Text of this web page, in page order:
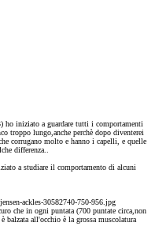
ho iniziato a guardare tutti i comportamenti
troppo lungo,anche perchè dopo diventerei
corrugano molto e hanno i capelli, e quelle
differenza..
a studiare il comportamento di alcuni
ackles-30582740-750-956.jpg
che in ogni puntata (700 puntate circa,non
balzata all'occhio è la grossa muscolatura